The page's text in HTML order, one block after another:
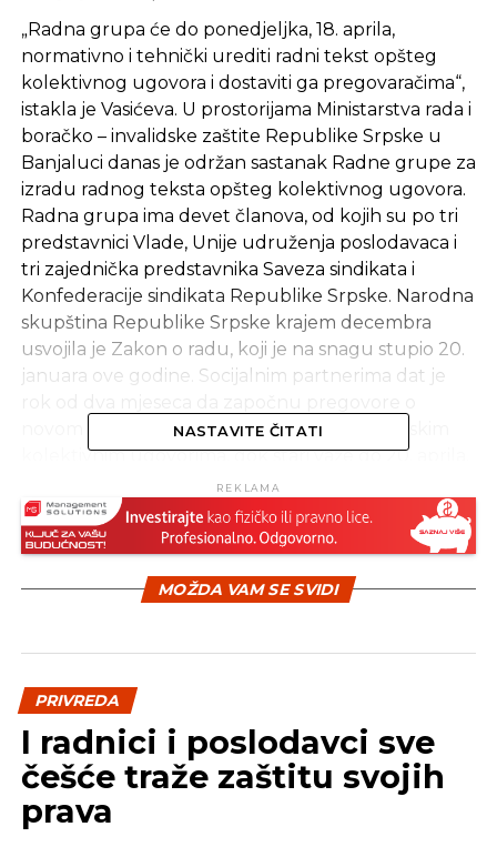
„Radna grupa će do ponedjeljka, 18. aprila,
normativno i tehnički urediti radni tekst opšteg
kolektivnog ugovora i dostaviti ga pregovaračima“,
istakla je Vasićeva. U prostorijama Ministarstva rada i
boračko – invalidske zaštite Republike Srpske u
Banjaluci danas je održan sastanak Radne grupe za
izradu radnog teksta opšteg kolektivnog ugovora.
Radna grupa ima devet članova, od kojih su po tri
predstavnici Vlade, Unije udruženja poslodavaca i
tri zajednička predstavnika Saveza sindikata i
Konfederacije sindikata Republike Srpske. Narodna
skupština Republike Srpske krajem decembra
usvojila je Zakon o radu, koji je na snagu stupio 20.
januara ove godine. Socijalnim partnerima dat je
novom opštem kolektivnom ugovoru i granskim
kolektivnim ugovorima, dok stari važe do 20. aprila.
Izvor: Srna
NE PROPUSTITE
NASTAVITE ČITATI
REKLAMA
MOŽDA VAM SE SVIDI
PRIVREDA
I radnici i poslodavci sve
češće traže zaštitu svojih
prava